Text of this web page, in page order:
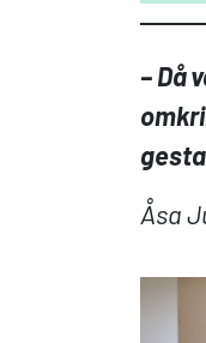
– Då
Åsa